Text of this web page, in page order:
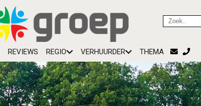
REVIEWS REGIO VERHUURDER THEMA